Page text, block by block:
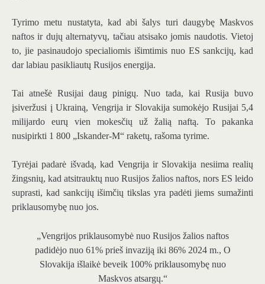
Tyrimo metu nustatyta, kad abi šalys turi daugybę Maskvos
naftos ir dujų alternatyvų, tačiau atsisako jomis naudotis. Vietoj
to, jie pasinaudojo specialiomis išimtimis nuo ES sankcijų, kad
dar labiau pasikliautų Rusijos energija.
Tai atnešė Rusijai daug pinigų. Nuo tada, kai Rusija buvo
įsiveržusi į Ukrainą, Vengrija ir Slovakija sumokėjo Rusijai 5,4
milijardo eurų vien mokesčių už žalią naftą. To pakanka
nusipirkti 1 800 „Iskander-M“ raketų, rašoma tyrime.
Tyrėjai padarė išvadą, kad Vengrija ir Slovakija nesiima realių
žingsnių, kad atsitrauktų nuo Rusijos žalios naftos, nors ES leido
suprasti, kad sankcijų išimčių tikslas yra padėti jiems sumažinti
priklausomybę nuo jos.
„Vengrijos priklausomybė nuo Rusijos žalios naftos
padidėjo nuo 61% prieš invaziją iki 86% 2024 m., O
Slovakija išlaikė beveik 100% priklausomybę nuo
Maskvos atsargų.“